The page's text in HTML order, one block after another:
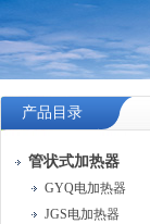
产品目录
管状式加热器
GYQ电加热器
JGS电加热器